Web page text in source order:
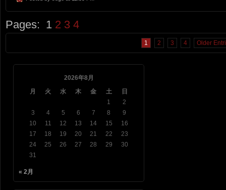
Pages: 1 2 3 4
1 2 3 4 Older
2026年8月
月
火 水 木 金 土
日
1
2
3
4 5 6 7 8
9
10
11 12 13 14 15
16
17
18 19 20 21 22
23
24
25 26 27 28 29
30
31
« 2月